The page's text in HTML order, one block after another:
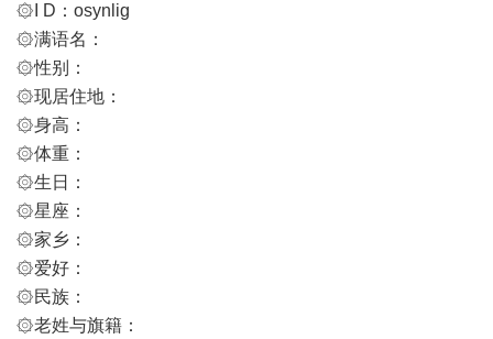
۞I D：osynlig
۞满语名：
۞性别：
۞现居住地：
۞身高：
۞体重：
۞生日：
۞星座：
۞家乡：
۞爱好：
۞民族：
۞老姓与旗籍：